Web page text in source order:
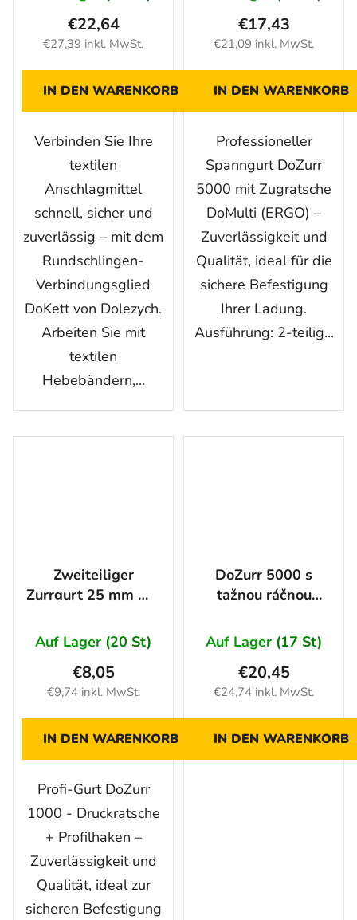
kg
€27,39 inkl. MwSt.
€22,64
IN DEN WARENKORB
Verbinden Sie Ihre
textilen
Anschlagmittel
schnell, sicher und
zuverlässig – mit dem
Rundschlingen-
Verbindungsglied
DoKett von Dolezych.
Arbeiten Sie mit
textilen
Hebebändern,...
€21,09 inkl. MwSt.
€17,43
IN DEN WARENKORB
Professioneller
Spanngurt DoZurr
5000 mit Zugratsche
DoMulti (ERGO) –
Zuverlässigkeit und
Qualität, ideal für die
sichere Befestigung
Ihrer Ladung.
Ausführung: 2-teilig...
Zweiteiliger
Zurrgurt 25 mm mit
Auf Lager (20 St)
€9,74 inkl. MwSt.
€8,05
IN DEN WARENKORB
Profi-Gurt DoZurr
1000 - Druckratsche
+ Profilhaken –
Zuverlässigkeit und
Qualität, ideal zur
sicheren Befestigung
DoZurr 5000 s
tažnou ráčnou
10m
Auf Lager (17 St)
€24,74 inkl. MwSt.
€20,45
IN DEN WARENKORB